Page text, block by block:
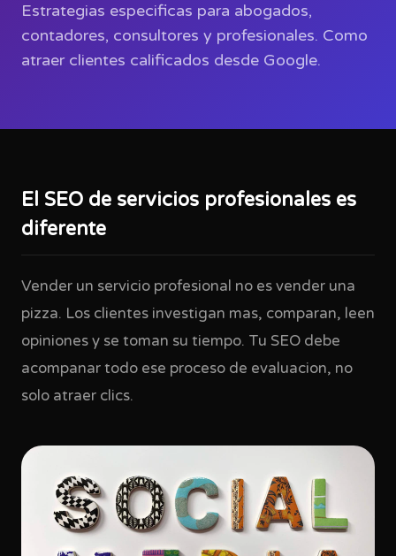
Estrategias especificas para abogados,
contadores, consultores y profesionales. Como
atraer clientes calificados desde Google.
El SEO de servicios profesionales es
diferente
Vender un servicio profesional no es vender una
pizza. Los clientes investigan mas, comparan, leen
opiniones y se toman su tiempo. Tu SEO debe
acompanar todo ese proceso de evaluacion, no
solo atraer clics.